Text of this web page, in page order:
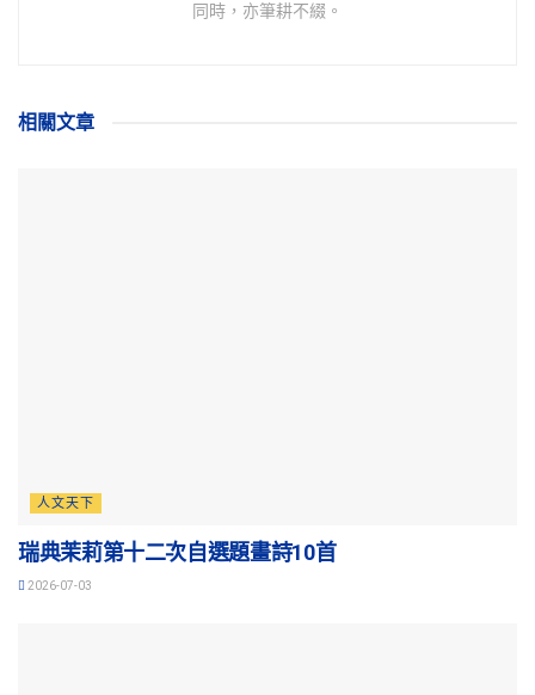
同時，亦筆耕不綴。
相關文章
人文天下
瑞典茉莉第十二次自選題畫詩10首
2026-07-03